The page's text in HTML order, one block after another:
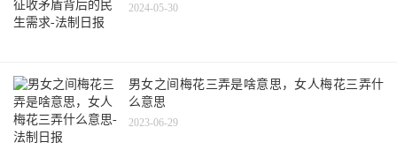
2024-05-30
男女之间梅花三弄是啥意思，女人梅花三弄什
么意思
2023-06-29